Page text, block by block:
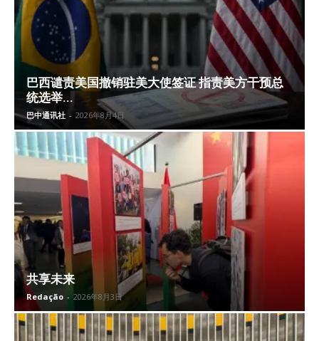
巴西谴责美国撤销驻美大使签证 指责美方干预总
统选举...
巴中通讯社 - 2026年8月4日
共享未来
Redação - 2026年8月3日